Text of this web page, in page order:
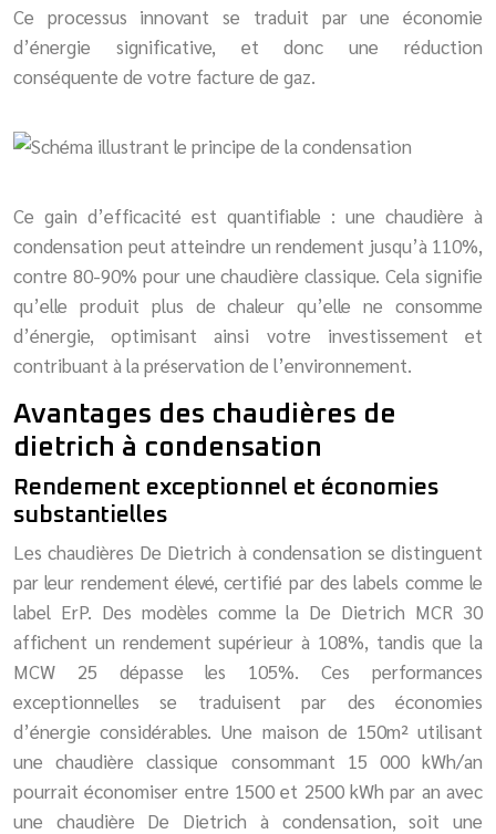
Ce processus innovant se traduit par une économie
d’énergie significative, et donc une réduction
conséquente de votre facture de gaz.
Ce gain d’efficacité est quantifiable : une chaudière à
condensation peut atteindre un rendement jusqu’à 110%,
contre 80-90% pour une chaudière classique. Cela signifie
qu’elle produit plus de chaleur qu’elle ne consomme
d’énergie, optimisant ainsi votre investissement et
contribuant à la préservation de l’environnement.
Avantages des chaudières de
dietrich à condensation
Rendement exceptionnel et économies
substantielles
Les chaudières De Dietrich à condensation se distinguent
par leur rendement élevé, certifié par des labels comme le
label ErP. Des modèles comme la De Dietrich MCR 30
affichent un rendement supérieur à 108%, tandis que la
MCW 25 dépasse les 105%. Ces performances
exceptionnelles se traduisent par des économies
d’énergie considérables. Une maison de 150m² utilisant
une chaudière classique consommant 15 000 kWh/an
pourrait économiser entre 1500 et 2500 kWh par an avec
une chaudière De Dietrich à condensation, soit une